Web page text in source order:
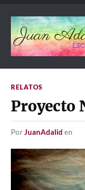
RELATOS
Proyecto
porJuanAdalid en